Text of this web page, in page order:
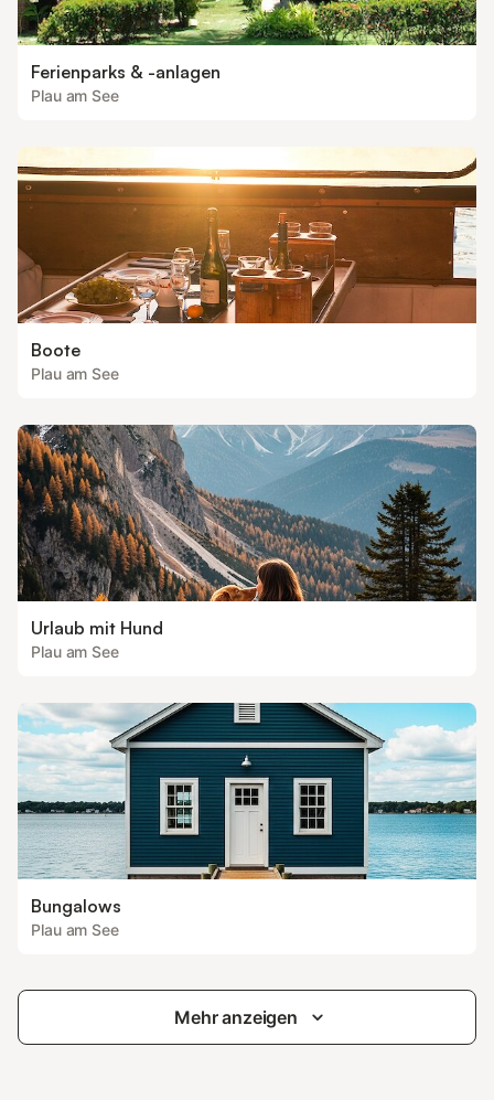
Ferienparks & -anlagen
Plau am See
Boote
Plau am See
Urlaub mit Hund
Plau am See
Bungalows
Plau am See
Mehr anzeigen